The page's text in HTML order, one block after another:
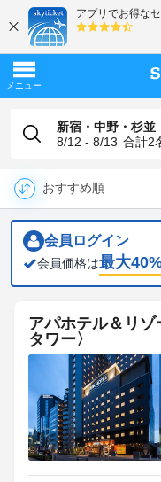
新宿・中野・杉並
8/12 - 8/13 合計2
会員ログイン
会員価格は最大40
アパホテル＆リ
タワー〉